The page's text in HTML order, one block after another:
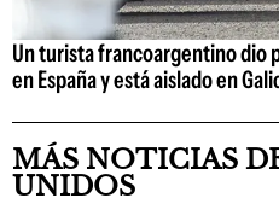
Un turista francoargentino dio
en España y está aislado en
MÁS NOTICIAS
UNIDOS